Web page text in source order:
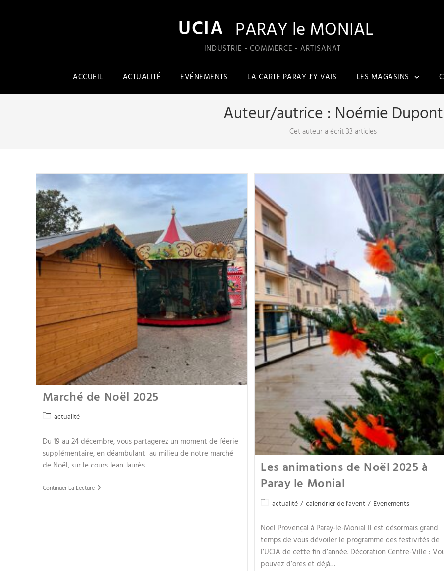
UCIA PARAY le MONIAL
INDUSTRIE - COMMERCE - ARTISANAT
ACCUEIL ACTUALITÉ EVÉNEMENTS LA CARTE PARAY J’Y VAIS LES MAGASINS
Auteur/autrice : Noémie Dupont
Cet auteur a écrit 33 articles
Marché de Noël 2025
actualité
Du 19 au 24 décembre, vous partagerez un moment de féerie
supplémentaire, en déambulant au milieu de notre marché
de Noël, sur le cours Jean Jaurès.
Continuer La Lecture
Les animations de Noël 2025 à
Paray le Monial
actualité / calendrier de l'avent / Evenements
Noël Provençal à Paray-le-Monial Il est désormais grand
temps de vous dévoiler le programme des festivités de
l’UCIA de cette fin d’année. Décoration Centre-Ville :
pouvez d’ores et déjà…